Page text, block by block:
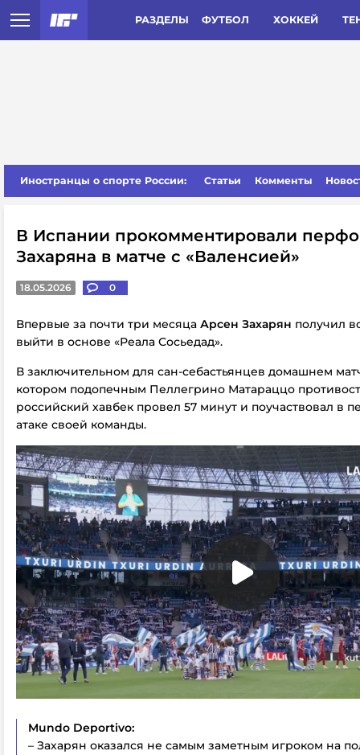
РАЗДЕЛЫ ФУТБОЛ ХОККЕЙ
Иностранцы о спорте России: Статьи Комменты
В Испании прокомментировали
Захаряна в матче с «Валенсией»
18.05.2026 0
Впервые за почти три месяца Арсен Захарян получил
выйти в основе «Реала Сосьедад».
В заключительном для сан-себастьянцев домашнем
котором подопечным Пеллегрино Матараццо
российский хавбек провел 57 минут и поучаствовал в
атаке своей команды.
Mundo Deportivo:
– Захарян оказался не самым заметным игроком на